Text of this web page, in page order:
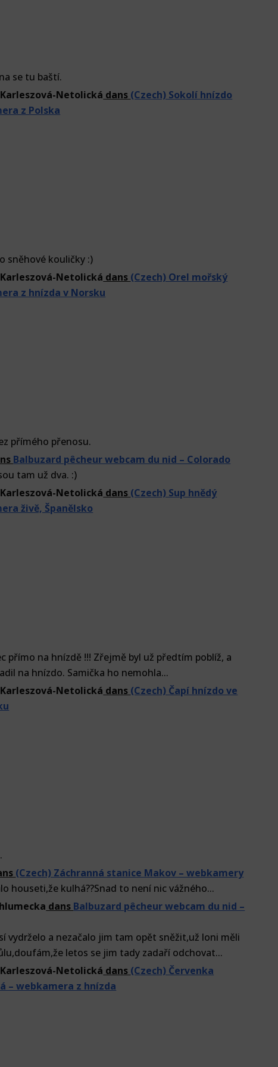
se tu baští.
Netolická dans (Czech) Sokolí hnízdo
z Polska
sněhové kouličky :)
Netolická dans (Czech) Orel mořský
z hnízda v Norsku
přímého přenosu.
Balbuzard pêcheur webcam du nid – Colorado
tam už dva. :)
Netolická dans (Czech) Sup hnědý
živě, Španělsko
přímo na hnízdě !!! Zřejmě byl už předtím poblíž, a
na hnízdo. Samička ho nemohla...
Netolická dans (Czech) Čapí hnízdo ve
(Czech) Záchranná stanice Makov – webkamery
houseti,že kulhá??Snad to není nic vážného...
dans Balbuzard pêcheur webcam du nid –
vydrželo a nezačalo jim tam opět sněžit,už loni měli
letos se jim tady zadaří odchovat...
Netolická dans (Czech) Červenka
– webkamera z hnízda